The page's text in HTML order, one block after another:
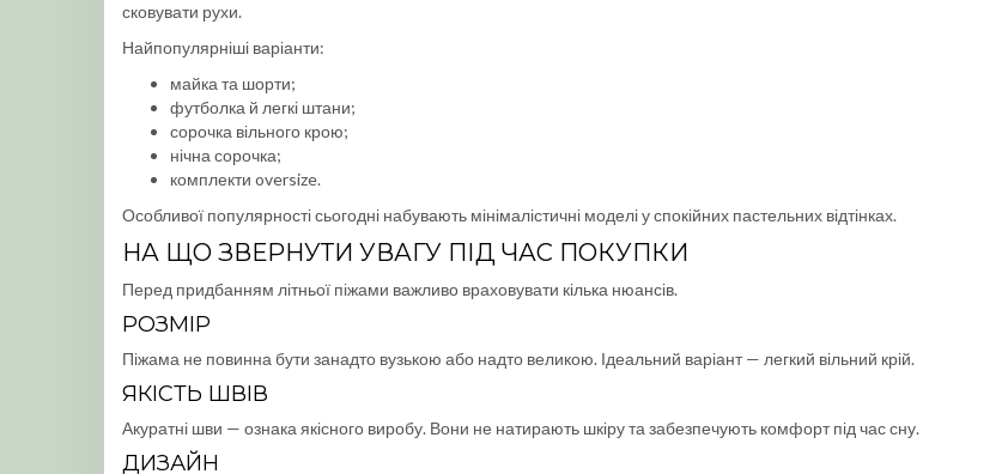
сковувати рухи.
Найпопулярніші варіанти:
майка та шорти;
футболка й легкі штани;
сорочка вільного крою;
нічна сорочка;
комплекти oversize.
Особливої популярності сьогодні набувають мінімалістичні моделі у спокійних пастельних відтінках.
НА ЩО ЗВЕРНУТИ УВАГУ ПІД ЧАС ПОКУПКИ
Перед придбанням літньої піжами важливо враховувати кілька нюансів.
РОЗМІР
Піжама не повинна бути занадто вузькою або надто великою. Ідеальний варіант — легкий вільний крій.
ЯКІСТЬ ШВІВ
Акуратні шви — ознака якісного виробу. Вони не натирають шкіру та забезпечують комфорт під час сну.
ДИЗАЙН